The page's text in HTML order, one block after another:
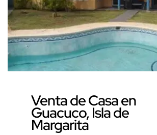
una oportunidad única para
adquirir una casa de lujo en
Playa Guacuco, una de […]
Venta de Casa en
Guacuco, Isla de
Margarita